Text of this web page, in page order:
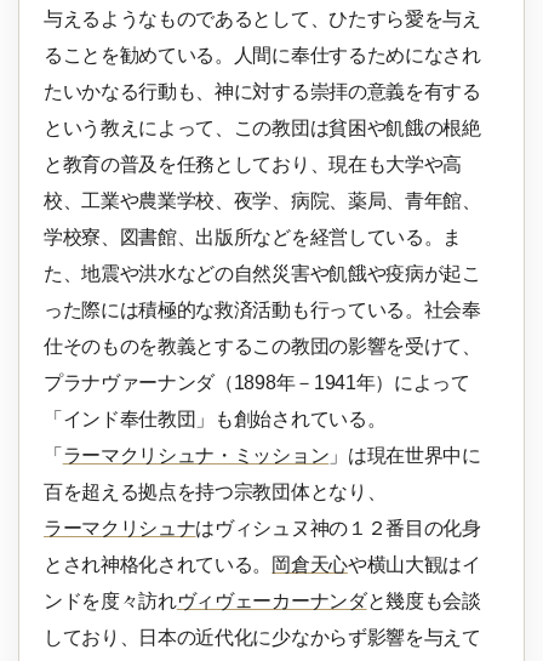
与えるようなものであるとして、ひたすら愛を与え
ることを勧めている。人間に奉仕するためになされ
たいかなる行動も、神に対する崇拝の意義を有する
という教えによって、この教団は貧困や飢餓の根絶
と教育の普及を任務としており、現在も大学や高
校、工業や農業学校、夜学、病院、薬局、青年館、
学校寮、図書館、出版所などを経営している。ま
た、地震や洪水などの自然災害や飢餓や疫病が起こ
った際には積極的な救済活動も行っている。社会奉
仕そのものを教義とするこの教団の影響を受けて、
プラナヴァーナンダ（1898年－1941年）によって
「インド奉仕教団」も創始されている。
「 ラーマクリシュナ・ミッション 」は現在世界中に
百を超える拠点を持つ宗教団体となり、
ラーマクリシュナはヴィシュヌ神の１２番目の化身
とされ神格化されている。
岡倉天心や横山大観はイ
ンドを度々訪れヴィヴェーカーナンダと幾度も会談
しており、日本の近代化に少なからず影響を与えて